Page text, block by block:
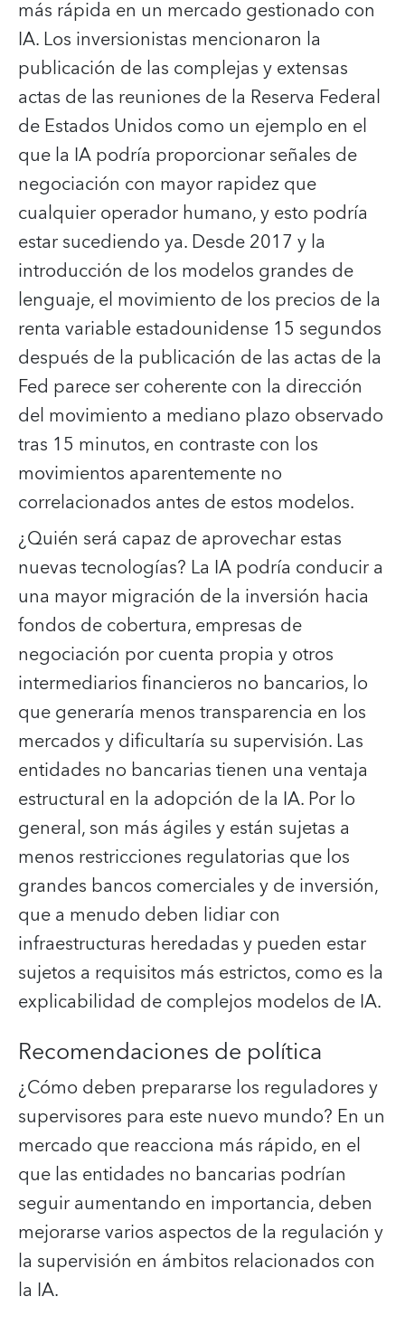
más rápida en un mercado gestionado con
IA. Los inversionistas mencionaron la
publicación de las complejas y extensas
actas de las reuniones de la Reserva Federal
de Estados Unidos como un ejemplo en el
que la IA podría proporcionar señales de
negociación con mayor rapidez que
cualquier operador humano, y esto podría
estar sucediendo ya. Desde 2017 y la
introducción de los modelos grandes de
lenguaje, el movimiento de los precios de la
renta variable estadounidense 15 segundos
después de la publicación de las actas de la
Fed parece ser coherente con la dirección
del movimiento a mediano plazo observado
tras 15 minutos, en contraste con los
movimientos aparentemente no
correlacionados antes de estos modelos.
¿Quién será capaz de aprovechar estas
nuevas tecnologías? La IA podría conducir a
una mayor migración de la inversión hacia
fondos de cobertura, empresas de
negociación por cuenta propia y otros
intermediarios financieros no bancarios, lo
que generaría menos transparencia en los
mercados y dificultaría su supervisión. Las
entidades no bancarias tienen una ventaja
estructural en la adopción de la IA. Por lo
general, son más ágiles y están sujetas a
menos restricciones regulatorias que los
grandes bancos comerciales y de inversión,
que a menudo deben lidiar con
infraestructuras heredadas y pueden estar
sujetos a requisitos más estrictos, como es la
explicabilidad de complejos modelos de IA.
Recomendaciones de política
¿Cómo deben prepararse los reguladores y
supervisores para este nuevo mundo? En un
mercado que reacciona más rápido, en el
que las entidades no bancarias podrían
seguir aumentando en importancia, deben
mejorarse varios aspectos de la regulación y
la supervisión en ámbitos relacionados con
la IA.